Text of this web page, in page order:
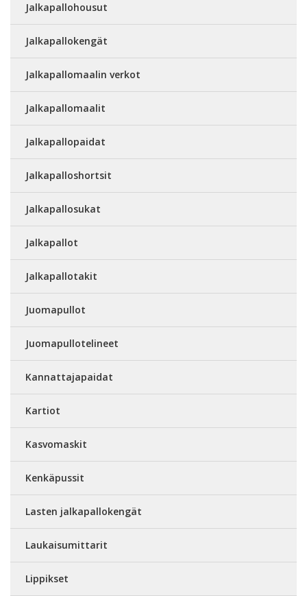
Jalkapallohousut
Jalkapallokengät
Jalkapallomaalin verkot
Jalkapallomaalit
Jalkapallopaidat
Jalkapalloshortsit
Jalkapallosukat
Jalkapallot
Jalkapallotakit
Juomapullot
Juomapullotelineet
Kannattajapaidat
Kartiot
Kasvomaskit
Kenkäpussit
Lasten jalkapallokengät
Laukaisumittarit
Lippikset